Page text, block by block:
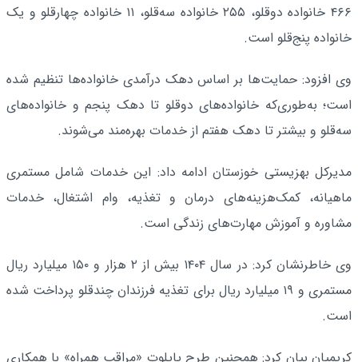
۴۶۶ خانواده دوقلو، ۲۵۵ خانواده سه‌قلو، ۱۱ خانواده چهارقلو و یک
خانواده پنج‌قلو است.
وی افزود: حمایت‌ها بر اساس دهک درآمدی خانواده‌ها تنظیم شده
است؛ به‌طوری‌که خانواده‌های دوقلو تا دهک پنجم و خانواده‌های
سه‌قلو و بیشتر تا دهک هفتم از خدمات بهره‌مند می‌شوند.
مدیرکل بهزیستی خوزستان ادامه داد: این خدمات شامل مستمری
ماهیانه، کمک‌هزینه‌های درمان و تغذیه، وام اشتغال، خدمات
مشاوره و آموزش مهارت‌های زندگی است.
وی خاطرنشان کرد: در سال ۱۴۰۴ بیش از ۲ هزار و ۱۵۰ میلیارد ریال
مستمری و ۱۹ میلیارد ریال برای تغذیه فرزندان چندقلو پرداخت شده
است.
کریمیان بیان کرد: همچنین طرح پایلوت «مراقب همراه» با همکاری